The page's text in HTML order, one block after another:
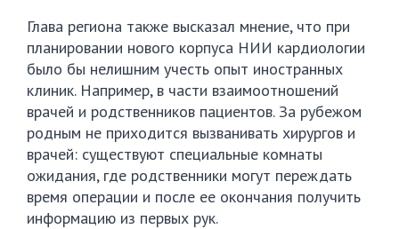
Глава региона также высказал мнение, что при
планировании нового корпуса НИИ кардиологии
было бы нелишним учесть опыт иностранных
клиник. Например, в части взаимоотношений
врачей и родственников пациентов. За рубежом
родным не приходится вызванивать хирургов и
врачей: существуют специальные комнаты
ожидания, где родственники могут переждать
время операции и после ее окончания получить
информацию из первых рук.